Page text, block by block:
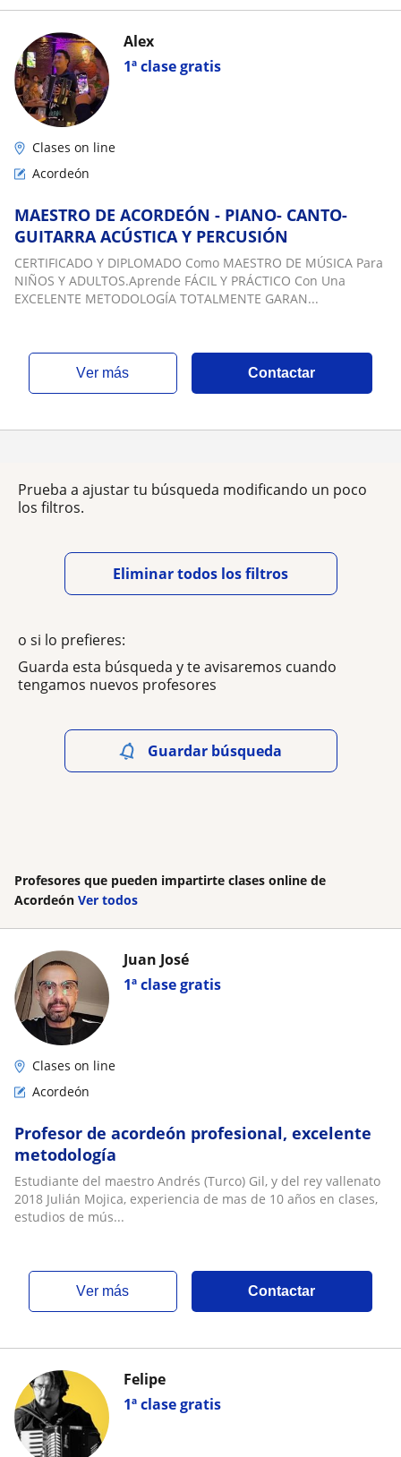
1ª clase gratis
Alex
Clases on line
Acordeón
MAESTRO DE ACORDEÓN - PIANO- CANTO-
GUITARRA ACÚSTICA Y PERCUSIÓN
CERTIFICADO Y DIPLOMADO Como MAESTRO DE MÚSICA Para
NIÑOS Y ADULTOS.Aprende FÁCIL Y PRÁCTICO Con Una
EXCELENTE METODOLOGÍA TOTALMENTE GARAN...
ver más Contactar
Prueba a ajustar tu búsqueda modificando un poco
los filtros.
Eliminar todos los filtros
o si lo prefieres:
Guarda esta búsqueda y te avisaremos cuando
tengamos nuevos profesores
Guardar búsqueda
Profesores que pueden impartirte clases online de
Acordeón Ver todos
1ª clase gratis
Juan José
Clases on line
Acordeón
Profesor de acordeón profesional, excelente
metodología
Estudiante del maestro Andrés (Turco) Gil, y del rey vallenato
2018 Julián Mojica, experiencia de mas de 10 años en clases,
estudios de mús...
ver más Contactar
1ª clase gratis
Felipe